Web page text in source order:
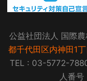
公益社団法人 国際
都千代田区内神田1
TEL : 03-5772-
人番